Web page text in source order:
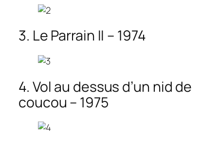
3. Le Parrain II – 1974
4. Vol au dessus d’un nid de
coucou – 1975